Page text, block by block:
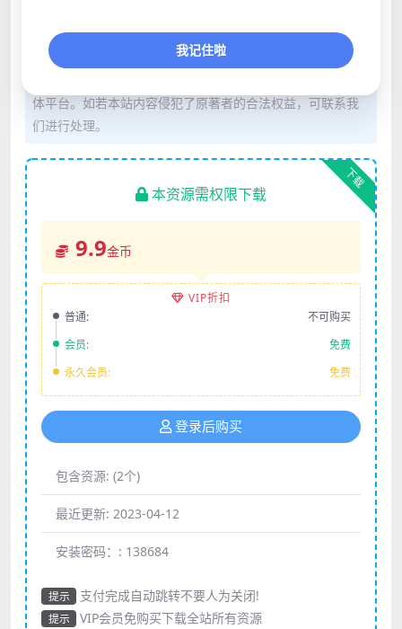
声明：本站所有文章，如无特殊说明或标注，均为本站原
创发布。任何个人或组织，在未征得本站同意时，禁止复
体平台。如若本站内容侵犯了原著者的合法权益，可联系我
们进行处理。
下载
本资源需权限下载
9.9金币
VIP折扣
普通:
不可购买
会员:
免费
永久会员:
免费
登录后购买
包含资源: (2个)
最近更新: 2023-04-12
安装密码：: 138684
提示 支付完成自动跳转不要人为关闭!
提示
VIP会员免购买下载全站所有资源
我记住啦